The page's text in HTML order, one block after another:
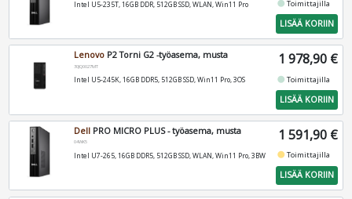
Intel U5-235T, 16GB DDR, 512GB SSD, WLAN, Win11 Pro fiber_manual_recordToimittajilla
LISÄÄ KORIIN
Lenovo P2 Torni G2 -työasema, musta
30JQ0027MT
Intel U5-245K, 16GB DDR5, 512GB SSD, Win11 Pro, 3OS
1 978,90 €
fiber_manual_recordToimittajilla
LISÄÄ KORIIN
Dell PRO MICRO PLUS - työasema, musta
04WK5
Intel U7-265, 16GB DDR5, 512GB SSD, WLAN, Win11 Pro, 3BW
1 591,90 €
fiber_manual_recordToimittajilla
LISÄÄ KORIIN